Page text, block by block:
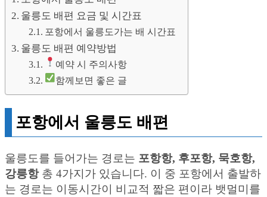
울릉도 배편 요금 및 시간표
포항에서 울릉도가는 배 시간표
울릉도 배편 예약방법
예약 시 주의사항
함께보면 좋은 글
포항에서 울릉도 배편
울릉도를 들어가는 경로는 포항항, 후포항, 묵호항,
강릉항총 4가지가 있습니다. 이 중 포항에서 출발하
는 경로는 이동시간이 비교적 짧은 편이라 뱃멀미를